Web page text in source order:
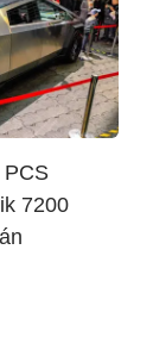
PCS
7200